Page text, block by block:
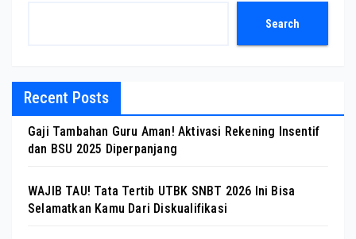
Search
Recent Posts
Gaji Tambahan Guru Aman! Aktivasi Rekening Insentif
dan BSU 2025 Diperpanjang
WAJIB TAU! Tata Tertib UTBK SNBT 2026 Ini Bisa
Selamatkan Kamu Dari Diskualifikasi